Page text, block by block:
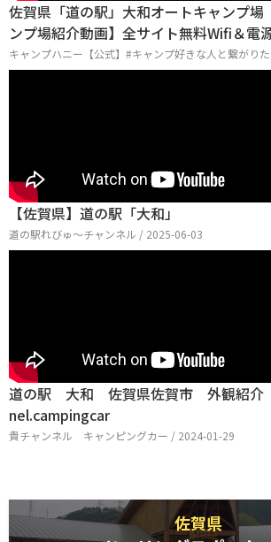
佐賀県「道の駅」大和オートキャンプ
ンプ場紹介動画】全サイト無料Wifi＆電
キャンプハニー【公式】#キャンプ好きな人と繋がり
【佐賀県】道の駅「大和」
道の駅れびゅ〜チャンネル / 2025-06-03
道の駅 大和 佐賀県佐賀市 外観紹
nel.campingcar
貴チャンネル キャンピングカー / 2024-01-29
佐賀県